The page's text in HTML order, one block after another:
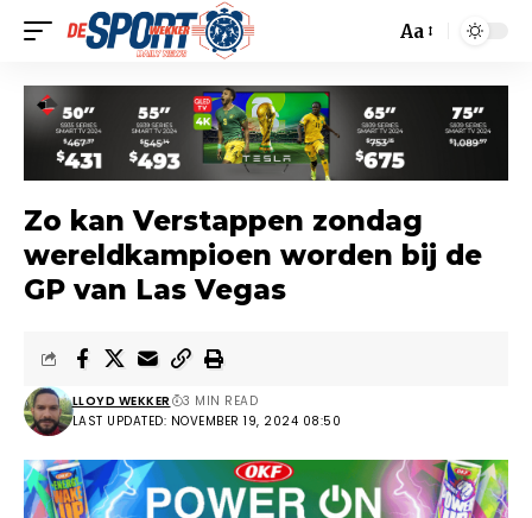
Aa
Zo kan Verstappen zondag
wereldkampioen worden bij de
GP van Las Vegas
LAST UPDATED: NOVEMBER 19, 2024 08:50
LLOYD WEKKER 3 MIN READ